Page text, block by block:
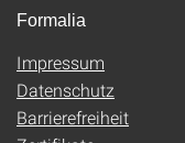
Formalia
Impressum
Datenschutz
Barrierefreiheit